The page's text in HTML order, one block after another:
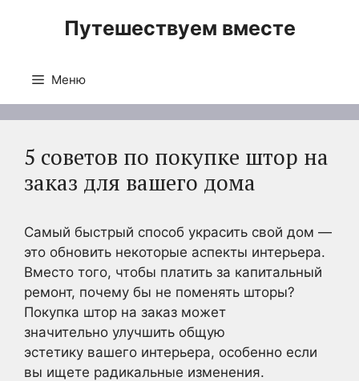
Путешествуем вместе
Меню
5 советов по покупке штор на
заказ для вашего дома
Самый быстрый способ украсить свой дом —
это обновить некоторые аспекты интерьера.
Вместо того, чтобы платить за капитальный
ремонт, почему бы не поменять шторы?
Покупка штор на заказ может
значительно улучшить общую
эстетику вашего интерьера, особенно если
вы ищете радикальные изменения.